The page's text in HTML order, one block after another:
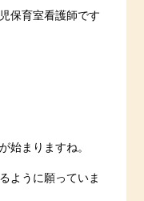
保育室看護師です
始まりますね。
ように願っていま